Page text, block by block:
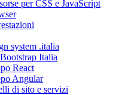
per CSS e JavaScript
system .italia
Italia
React
Angular
di sito e servizi